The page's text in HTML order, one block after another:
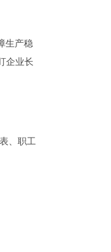
生产稳
企业长
、职工